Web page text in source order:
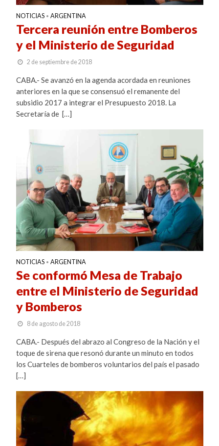
NOTICIAS • ARGENTINA
Tercera reunión entre Bomberos
y el Ministerio de Seguridad
2 de septiembre de 2018
CABA.- Se avanzó en la agenda acordada en reuniones
anteriores en la que se consensuó el remanente del
subsidio 2017 a integrar el Presupuesto 2018. La
Secretaría de […]
NOTICIAS • ARGENTINA
Se conformó Mesa de Trabajo
entre el Ministerio de Seguridad
y Bomberos
8 de agosto de 2018
CABA.- Después del abrazo al Congreso de la Nación y el
toque de sirena que resonó durante un minuto en todos
los Cuarteles de bomberos voluntarios del país el pasado
[…]